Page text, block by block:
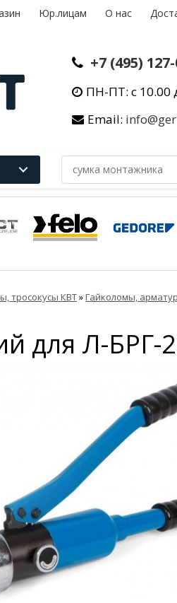
Юр.лицам О нас
+7 (495)
ПН-ПТ: с 10.00
Email:
тросокусы КВТ»Гайколомы,
для Л-БРГ-